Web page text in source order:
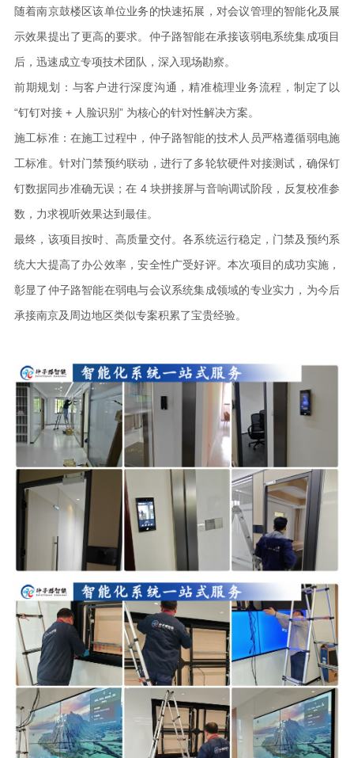
随着南京鼓楼区该单位业务的快速拓展，对会议管理的智能化及展
示效果提出了更高的要求。仲子路智能在承接该弱电系统集成项目
后，迅速成立专项技术团队，深入现场勘察。
前期规划：与客户进行深度沟通，精准梳理业务流程，制定了以
“钉钉对接 + 人脸识别” 为核心的针对性解决方案。
施工标准：在施工过程中，仲子路智能的技术人员严格遵循弱电施
工标准。针对门禁预约联动，进行了多轮软硬件对接测试，确保钉
钉数据同步准确无误；在 4 块拼接屏与音响调试阶段，反复校准参
数，力求视听效果达到最佳。
最终，该项目按时、高质量交付。各系统运行稳定，门禁及预约系
统大大提高了办公效率，安全性广受好评。本次项目的成功实施，
彰显了仲子路智能在弱电与会议系统集成领域的专业实力，为今后
承接南京及周边地区类似专案积累了宝贵经验。